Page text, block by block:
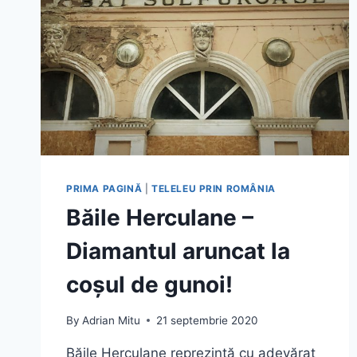
PRIMA PAGINĂ TELELEU PRIN ROMÂNIA
Băile Herculane –
Diamantul aruncat la
coșul de gunoi!
By Adrian Mitu 21 septembrie 2020
Băile Herculane reprezintă cu adevărat